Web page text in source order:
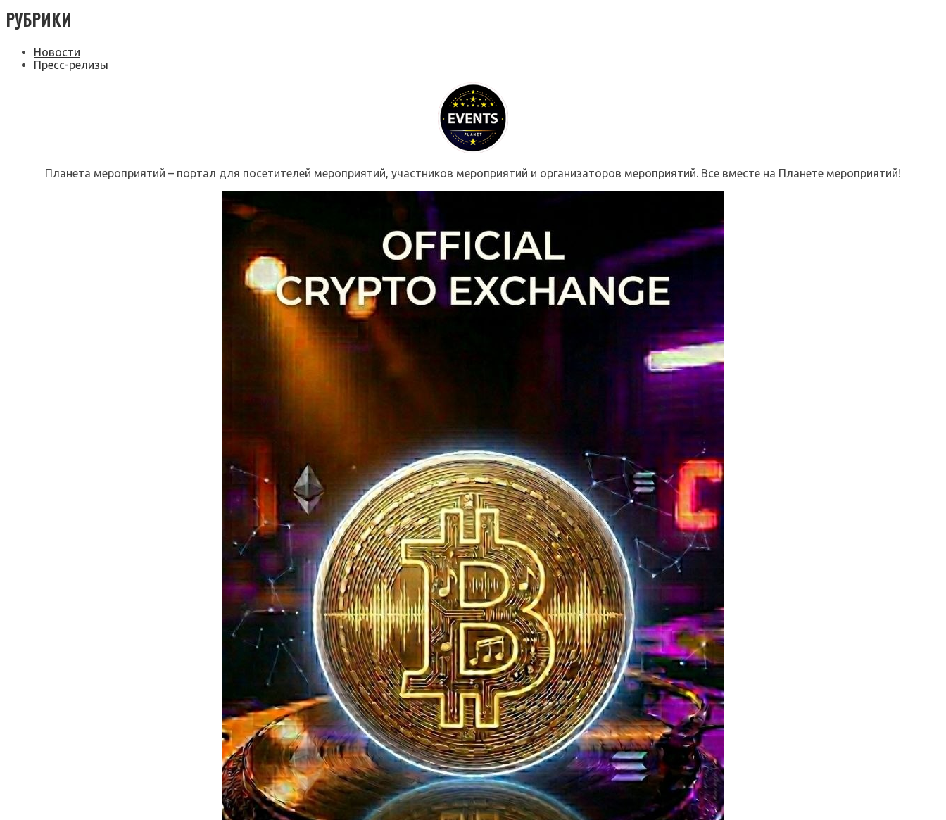
РУБРИКИ
Новости
Пресс-релизы
Планета мероприятий – портал для посетителей мероприятий, участников мероприятий и организаторов мероприятий. Все вместе на Планете мероприятий!